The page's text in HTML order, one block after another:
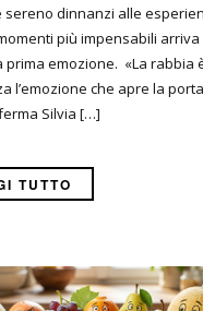
sereno dinnanzi alle
più impensabili arriva
prima emozione. «La rabbia
l’emozione che apre la
Silvia […]
TUTTO